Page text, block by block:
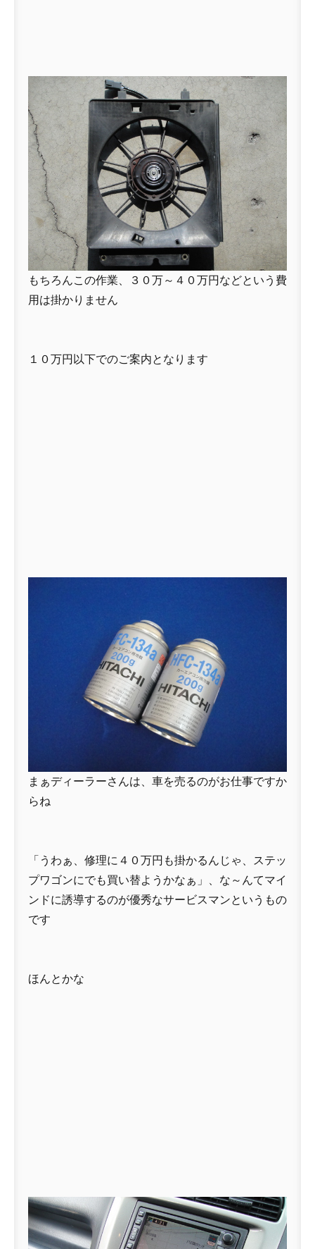
もちろんこの作業、３０万～４０万円などという費
用は掛かりません
１０万円以下でのご案内となります
まぁディーラーさんは、車を売るのがお仕事ですか
らね
「うわぁ、修理に４０万円も掛かるんじゃ、ステッ
プワゴンにでも買い替ようかなぁ」、な～んてマイ
ンドに誘導するのが優秀なサービスマンというもの
です
ほんとかな